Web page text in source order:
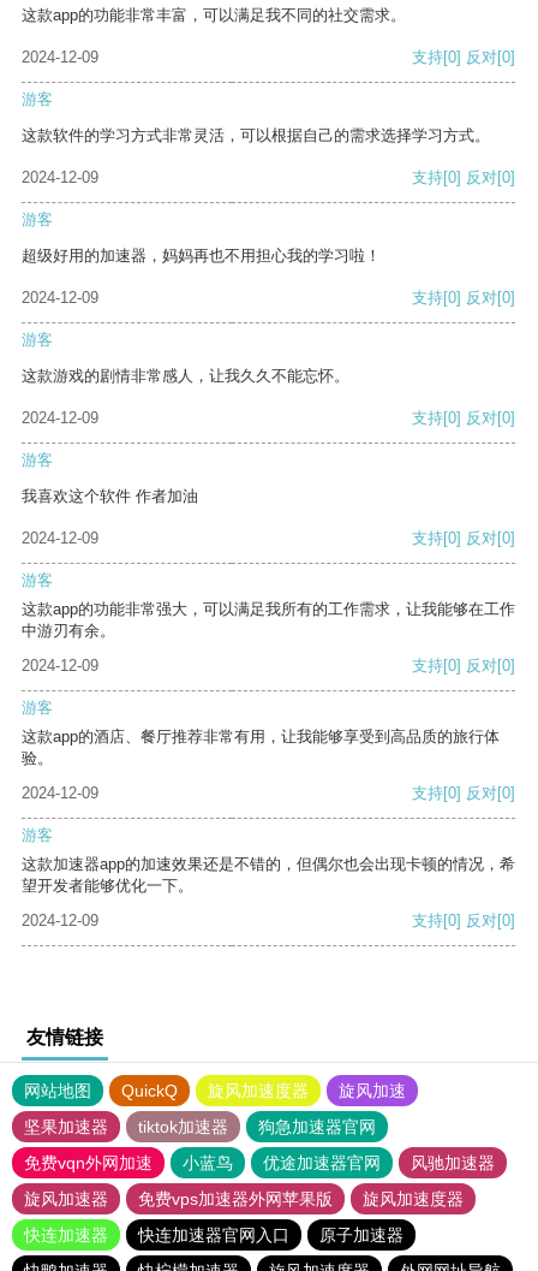
这款app的功能非常丰富，可以满足我不同的社交需求。
2024-12-09 支持[0] 反对[0]
游客
这款软件的学习方式非常灵活，可以根据自己的需求选择学习方式。
2024-12-09 支持[0] 反对[0]
游客
超级好用的加速器，妈妈再也不用担心我的学习啦！
2024-12-09 支持[0] 反对[0]
游客
这款游戏的剧情非常感人，让我久久不能忘怀。
2024-12-09 支持[0] 反对[0]
游客
我喜欢这个软件 作者加油
2024-12-09 支持[0] 反对[0]
游客
这款app的功能非常强大，可以满足我所有的工作需求，让我能够在工作
中游刃有余。
2024-12-09
支持[0] 反对[0]
游客
这款app的酒店、餐厅推荐非常有用，让我能够享受到高品质的旅行体
验。
2024-12-09
支持[0] 反对[0]
游客
这款加速器app的加速效果还是不错的，但偶尔也会出现卡顿的情况，希
望开发者能够优化一下。
2024-12-09
支持[0] 反对[0]
友情链接
网站地图 QuickQ 旋风加速度器
旋风加速
坚果加速器
tiktok加速器
狗急加速器官网
免费vqn外网加速
小蓝鸟 优途加速器官网
风驰加速器
旋风加速器
免费vps加速器外网苹果版
旋风加速度器
快连加速器
快连加速器官网入口
原子加速器